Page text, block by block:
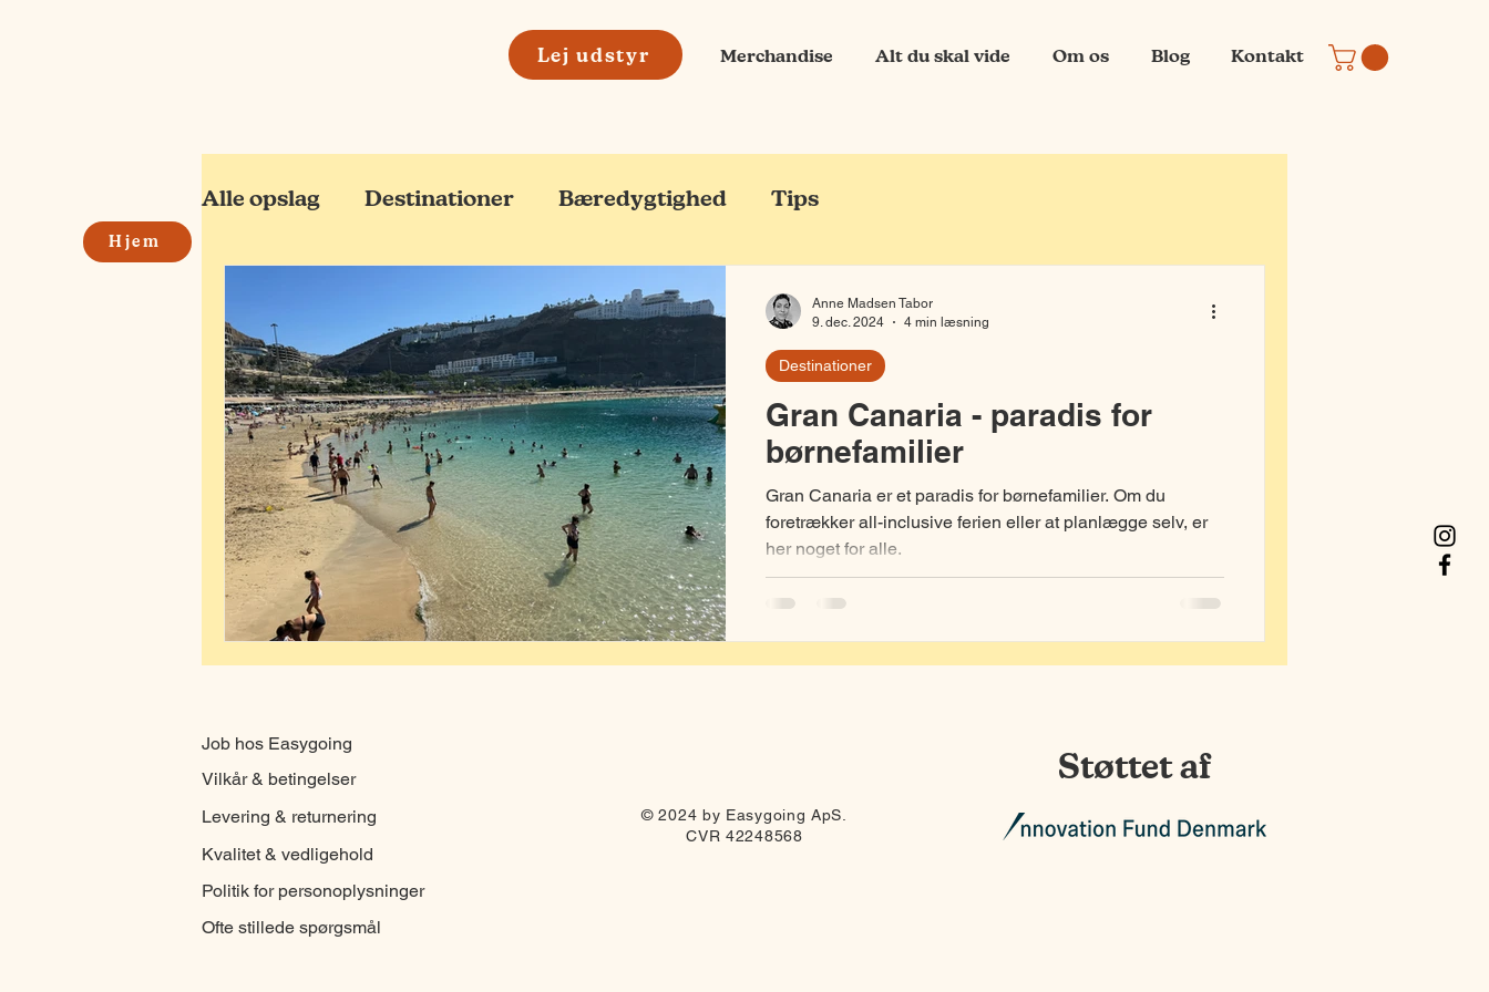
Lej udstyr Merchandise Alt du skal vide Om os Blog Kontakt
Hjem
Alle opslag Destinationer Bæredygtighed Tips
Gran Canaria - paradis for
børnefamilier
Gran Canaria er et paradis for børnefamilier. Om du
foretrækker all-inclusive ferien eller at planlægge selv, er
her noget for alle.
Destinationer
Anne Madsen Tabor
9. dec. 2024
4 min læsning
Job hos Easygoing
Vilkår & betingelser
Støttet af
© 2024 by Easygoing ApS.
CVR 42248568
Levering & returnering
Kvalitet & vedligehold
Politik for personoplysninger
Ofte stillede spørgsmål